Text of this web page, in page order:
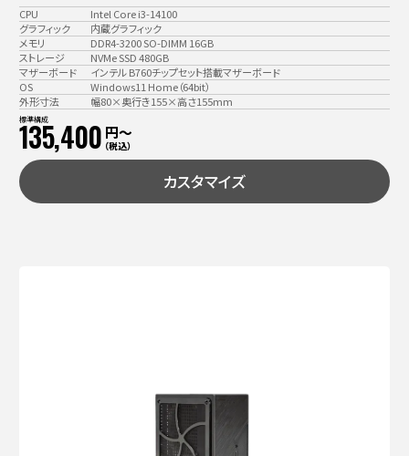
CPU
Intel Core i3-14100
グラフィック
内蔵グラフィック
メモリ
DDR4-3200 SO-DIMM 16GB
ストレージ
NVMe SSD 480GB
マザーボード
インテル B760チップセット搭載マザーボード
OS
Windows11 Home（64bit）
外形寸法
幅80×奥行き155×高さ155mm
標準構成
135,400 円〜
（税込）
カスタマイズ